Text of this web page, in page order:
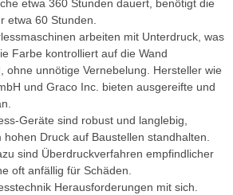
etwa 360 Stunden dauert, benötigt die
etwa 60 Stunden.
arbeiten mit Unterdruck, was
Farbe kontrolliert auf die Wand
ohne unnötige Vernebelung. Hersteller wie
und Graco Inc. bieten ausgereifte und
Geräte sind robust und langlebig,
hohen Druck auf Baustellen standhalten.
sind Überdruckverfahren empfindlicher
oft anfällig für Schäden.
Herausforderungen mit sich.